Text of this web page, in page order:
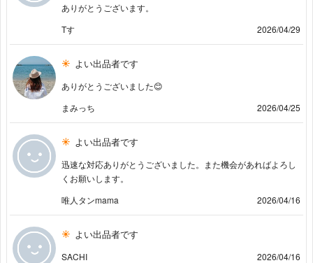
ありがとうございます。
Tす
2026/04/29
よい出品者です
ありがとうございました😊
まみっち
2026/04/25
よい出品者です
迅速な対応ありがとうございました。また機会があればよろし
くお願いします。
唯人タンmama
2026/04/16
よい出品者です
SACHI 2026/04/16